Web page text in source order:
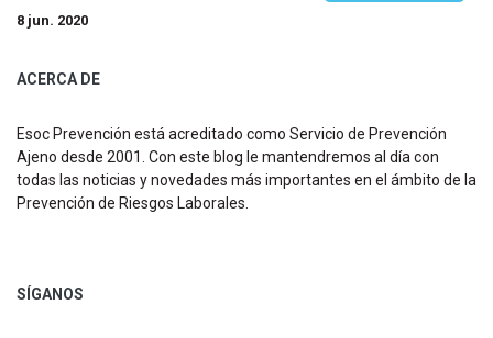
8 jun. 2020
ACERCA DE
Esoc Prevención está acreditado como Servicio de Prevención
Ajeno desde 2001. Con este blog le mantendremos al día con
todas las noticias y novedades más importantes en el ámbito de la
Prevención de Riesgos Laborales.
SÍGANOS